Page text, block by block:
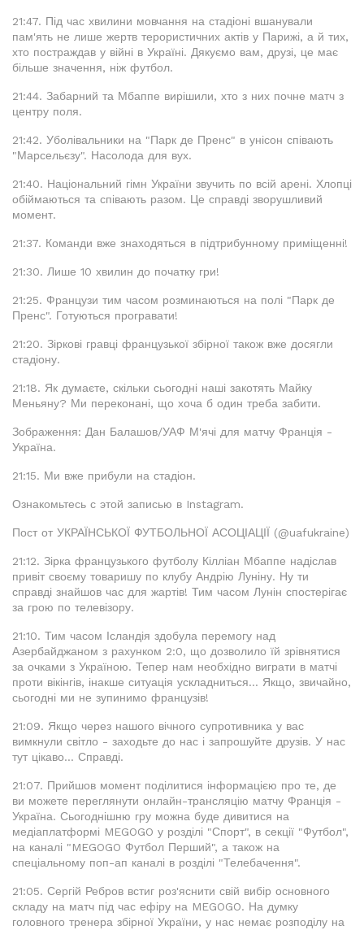
21:47. Під час хвилини мовчання на стадіоні вшанували
пам'ять не лише жертв терористичних актів у Парижі, а й тих,
хто постраждав у війні в Україні. Дякуємо вам, друзі, це має
більше значення, ніж футбол.
21:44. Забарний та Мбаппе вирішили, хто з них почне матч з
центру поля.
21:42. Уболівальники на "Парк де Пренс" в унісон співають
"Марсельєзу". Насолода для вух.
21:40. Національний гімн України звучить по всій арені. Хлопці
обіймаються та співають разом. Це справді зворушливий
момент.
21:37. Команди вже знаходяться в підтрибунному приміщенні!
21:30. Лише 10 хвилин до початку гри!
21:25. Французи тим часом розминаються на полі "Парк де
Пренс". Готуються програвати!
21:20. Зіркові гравці французької збірної також вже досягли
стадіону.
21:18. Як думаєте, скільки сьогодні наші закотять Майку
Меньяну? Ми переконані, що хоча б один треба забити.
Зображення: Дан Балашов/УАФ М'ячі для матчу Франція -
Україна.
21:15. Ми вже прибули на стадіон.
Ознакомьтесь с этой записью в Instagram.
Пост от УКРАЇНСЬКОЇ ФУТБОЛЬНОЇ АСОЦІАЦІЇ (@uafukraine)
21:12. Зірка французького футболу Кілліан Мбаппе надіслав
привіт своєму товаришу по клубу Андрію Луніну. Ну ти
справді знайшов час для жартів! Тим часом Лунін спостерігає
за грою по телевізору.
21:10. Тим часом Ісландія здобула перемогу над
Азербайджаном з рахунком 2:0, що дозволило їй зрівнятися
за очками з Україною. Тепер нам необхідно виграти в матчі
проти вікінгів, інакше ситуація ускладниться... Якщо, звичайно,
сьогодні ми не зупинимо французів!
21:09. Якщо через нашого вічного супротивника у вас
вимкнули світло - заходьте до нас і запрошуйте друзів. У нас
тут цікаво... Справді.
21:07. Прийшов момент поділитися інформацією про те, де
ви можете переглянути онлайн-трансляцію матчу Франція -
Україна. Сьогоднішню гру можна буде дивитися на
медіаплатформі MEGOGO у розділі "Спорт", в секції "Футбол",
на каналі "MEGOGO Футбол Перший", а також на
спеціальному поп-ап каналі в розділі "Телебачення".
21:05. Сергій Ребров встиг роз'яснити свій вибір основного
складу на матч під час ефіру на MEGOGO. На думку
головного тренера збірної України, у нас немає розподілу на